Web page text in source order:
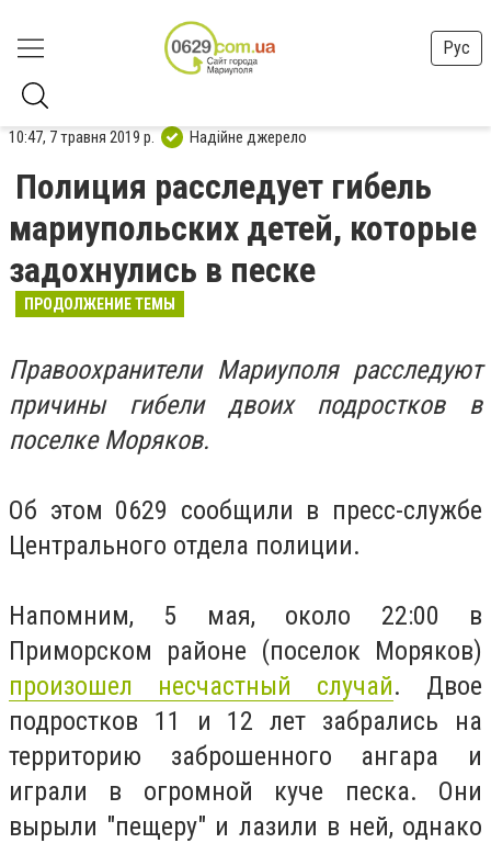
Рус
10:47, 7 травня 2019 р. Надійне джерело
Полиция расследует гибель
мариупольских детей, которые
задохнулись в песке
ПРОДОЛЖЕНИЕ ТЕМЫ
Правоохранители Мариуполя расследуют
причины гибели двоих подростков в
поселке Моряков.
Об этом 0629 сообщили в пресс-службе
Центрального отдела полиции.
Напомним, 5 мая, около 22:00 в
Приморском районе (поселок Моряков)
произошел несчастный случай. Двое
подростков 11 и 12 лет забрались на
территорию заброшенного ангара и
играли в огромной куче песка. Они
вырыли "пещеру" и лазили в ней, однако